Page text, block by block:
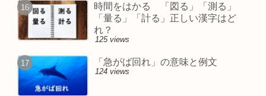
時間をはかる 「図る」「測る」
「量る」「計る」正しい漢字はど
れ？
125 views
「急がば回れ」の意味と例文
124 views